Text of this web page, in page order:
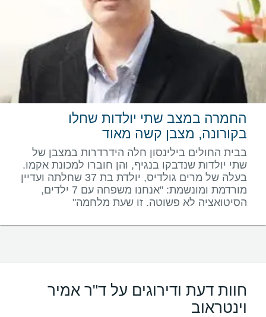
החמרה במצב שתי יולדות שחלו
בקורונה, מצבן קשה מאוד
בבית החולים בילינסון חלה הידרדרות במצבן של
שתי יולדות שנדבקו בנגיף, והן חוברו למכונת אקמו.
בעלה של מרים גולדיס, יולדת בת 37 שחלתה ועדיין
מורדמת ומונשמת: "אנחנו משפחה עם 7 ילדים,
הסיטואציה לא פשוטה. זו שעת מלחמה"
חוות דעת ודירוגים על ד"ר אמיר
וינטראוב